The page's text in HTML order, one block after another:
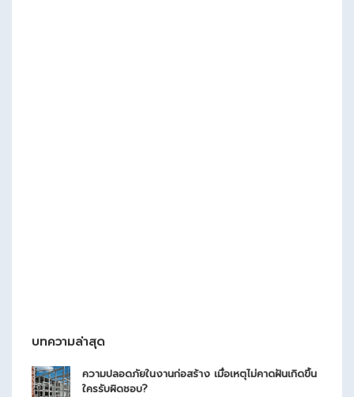
บทความล่าสุด
ความปลอดภัยในงานก่อสร้าง เมื่อเหตุไม่คาดฝันเกิดขึ้น
ใครรับผิดชอบ?